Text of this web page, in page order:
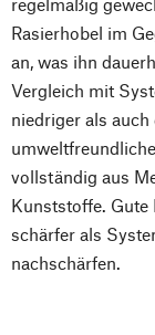
regelmäßig
Rasierhobel im
an, was ihn
Vergleich mit
niedriger als
vollständig aus
Kunststoffe. Gute
schärfer als
nachschärfen.